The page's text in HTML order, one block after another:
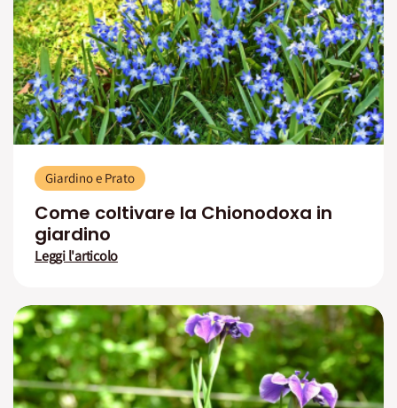
Giardino e Prato
Come coltivare la Chionodoxa in
giardino
Leggi l'articolo